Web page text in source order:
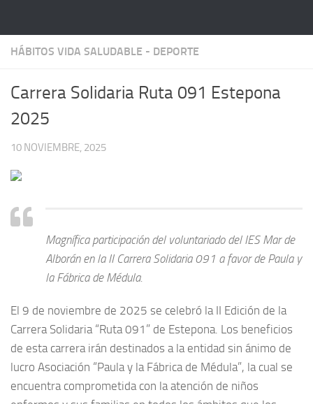
HÁBITOS VIDA SALUDABLE - DEPORTE
Carrera Solidaria Ruta 091 Estepona
2025
10 NOVIEMBRE, 2025
Magnífica participación del voluntariado del IES Mar de
Alborán en la II Carrera Solidaria 091 a favor de Paula y
la Fábrica de Médula.
El 9 de noviembre de 2025 se celebró la II Edición de la
Carrera Solidaria “Ruta 091” de Estepona. Los beneficios
de esta carrera irán destinados a la entidad sin ánimo de
lucro Asociación “Paula y la Fábrica de Médula”, la cual se
encuentra comprometida con la atención de niños